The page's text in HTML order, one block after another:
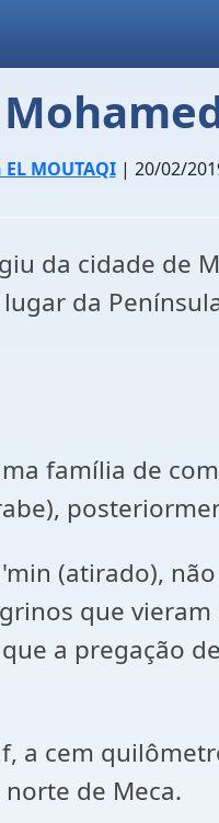
MOUTAQI| 20/02/
da cidade de
da
família de
(atirado),
que
a pregação
a cem
de Meca.